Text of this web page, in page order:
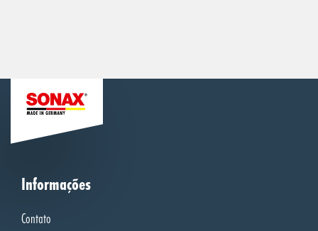
Informações
Contato